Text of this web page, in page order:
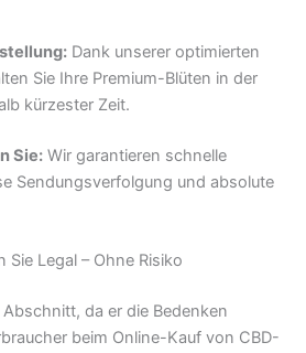
Dank unserer optimierten
Sie Ihre Premium-Blüten in der
kürzester Zeit.
Sie: Wir garantieren schnelle
Sendungsverfolgung und absolute
Sie Legal – Ohne Risiko
da er die Bedenken
beim Online-Kauf von CBD-